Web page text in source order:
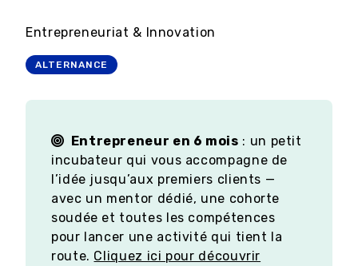
Entrepreneuriat & Innovation
ALTERNANCE
Entrepreneur en 6 mois : un petit
incubateur qui vous accompagne de
l’idée jusqu’aux premiers clients —
avec un mentor dédié, une cohorte
soudée et toutes les compétences
pour lancer une activité qui tient la
route. Cliquez ici pour découvrir